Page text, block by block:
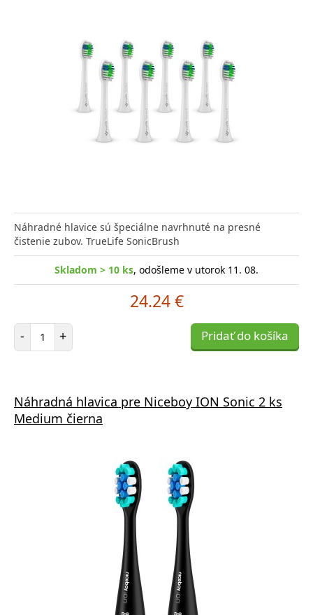
Náhradné hlavice sú špeciálne navrhnuté na presné
čistenie zubov. TrueLife SonicBrush
Skladom > 10 ks, odošleme v utorok 11. 08.
24.24 €
- Počet položiek
+ Pridať do košíka
Náhradná hlavica pre Niceboy ION Sonic 2 ks
Medium čierna